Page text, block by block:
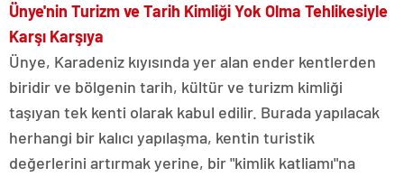
Ünye'nin Turizm ve Tarih Kimliği Yok Olma Tehlikesiyle
Karşı Karşıya
Ünye, Karadeniz kıyısında yer alan ender kentlerden
biridir ve bölgenin tarih, kültür ve turizm kimliği
taşıyan tek kenti olarak kabul edilir. Burada yapılacak
herhangi bir kalıcı yapılaşma, kentin turistik
değerlerini artırmak yerine, bir "kimlik katliamı"na